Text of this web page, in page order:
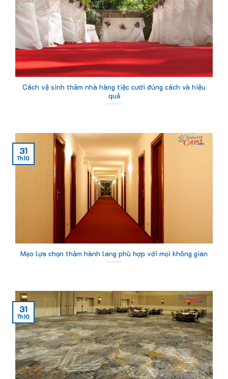
Cách vệ sinh thảm nhà hàng tiệc cưới đúng cách và hiệu
quả
Mẹo lựa chọn thảm hành lang phù hợp với mọi không gian
31
Th10
31
Th10